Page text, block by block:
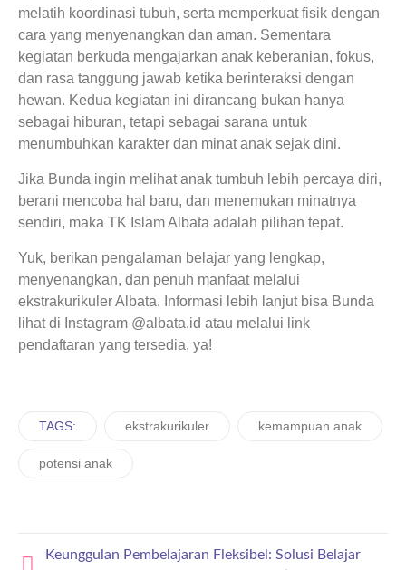
melatih koordinasi tubuh, serta memperkuat fisik dengan
cara yang menyenangkan dan aman. Sementara
kegiatan berkuda mengajarkan anak keberanian, fokus,
dan rasa tanggung jawab ketika berinteraksi dengan
hewan. Kedua kegiatan ini dirancang bukan hanya
sebagai hiburan, tetapi sebagai sarana untuk
menumbuhkan karakter dan minat anak sejak dini.
Jika Bunda ingin melihat anak tumbuh lebih percaya diri,
berani mencoba hal baru, dan menemukan minatnya
sendiri, maka TK Islam Albata adalah pilihan tepat.
Yuk, berikan pengalaman belajar yang lengkap,
menyenangkan, dan penuh manfaat melalui
ekstrakurikuler Albata. Informasi lebih lanjut bisa Bunda
lihat di Instagram @albata.id atau melalui link
pendaftaran yang tersedia, ya!
TAGS: ekstrakurikuler kemampuan anak
potensi anak
Keunggulan Pembelajaran Fleksibel: Solusi Belajar